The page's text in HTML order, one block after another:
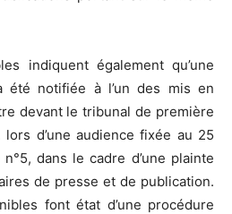
indiquent également qu’une
été notifiée à l’un des mis en
devant le tribunal de première
d’une audience fixée au 25
dans le cadre d’une plainte
de presse et de publication.
font état d’une procédure